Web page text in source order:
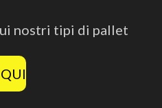
nostri tipi di pallet